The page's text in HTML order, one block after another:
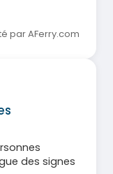
par AFerry.com
des signes